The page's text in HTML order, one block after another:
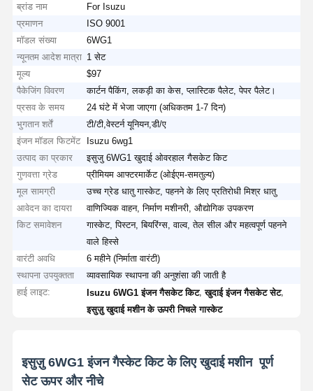
ब्रांड नाम
For Isuzu
प्रमाणन
ISO 9001
मॉडल संख्या
6WG1
न्यूनतम आदेश मात्रा 1 सेट
मूल्य
$97
पैकेजिंग विवरण
कार्टन पैकिंग, लकड़ी का केस, प्लास्टिक पैलेट, पेपर पैलेट।
प्रसव के समय
24 घंटे में भेजा जाएगा (अधिकतम 1-7 दिन)
भुगतान शर्तें
टी/टी,वेस्टर्न यूनियन,डी/ए
इंजन मॉडल फिटमेंट
Isuzu 6wg1
उत्पाद का प्रकार
इसुजु 6WG1 खुदाई ओवरहाल गैसकेट किट
गुणवत्ता ग्रेड
प्रीमियम आफ्टरमार्केट (ओईएम-समतुल्य)
मूल सामग्री
उच्च ग्रेड धातु गास्केट, पहनने के लिए प्रतिरोधी मिश्र धातु
आवेदन का दायरा
वाणिज्यिक वाहन, निर्माण मशीनरी, औद्योगिक उपकरण
किट समावेशन
गास्केट, पिस्टन, बियरिंग्स, वाल्व, तेल सील और महत्वपूर्ण पहनने
वाले हिस्से
वारंटी अवधि
6 महीने (निर्माता वारंटी)
स्थापना उपयुक्तता
व्यावसायिक स्थापना की अनुशंसा की जाती है
हाई लाइट:
Isuzu 6WG1 इंजन गैसकेट किट,खुदाई इंजन गैसकेट सेट,
इसुज़ु खुदाई मशीन के ऊपरी निचले गास्केट
इसुज़ु 6WG1 इंजन गैस्केट किट के लिए खुदाई मशीन ️ पूर्ण
सेट ऊपर और नीचे